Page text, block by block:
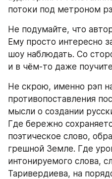
потоки под метроном
Не подумайте, что
Ему просто интересно
шоу наблюдать. Со
и в чём-то даже
Не скрою, именно рэп
противопоставления
мысли о создании
Где бережно
поэтическое слово,
грешной Земле. Где
интонируемого слова,
Таривердиева, на